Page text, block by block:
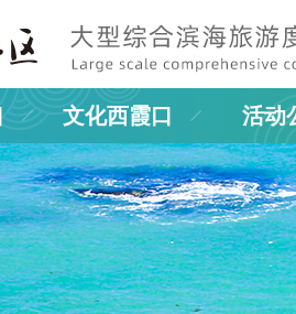
文化西霞口 活动